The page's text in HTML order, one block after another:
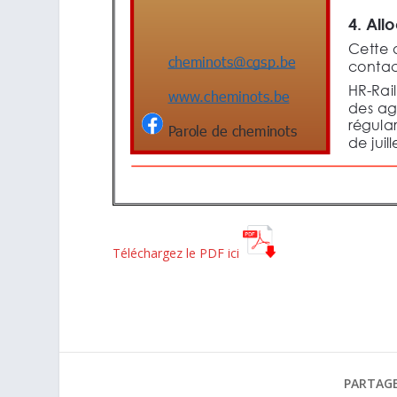
Téléchargez le PDF ici